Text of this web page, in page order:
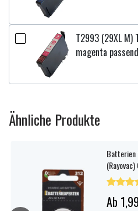
T2993 (29XL M)
magenta
Ähnliche Produkte
Ab